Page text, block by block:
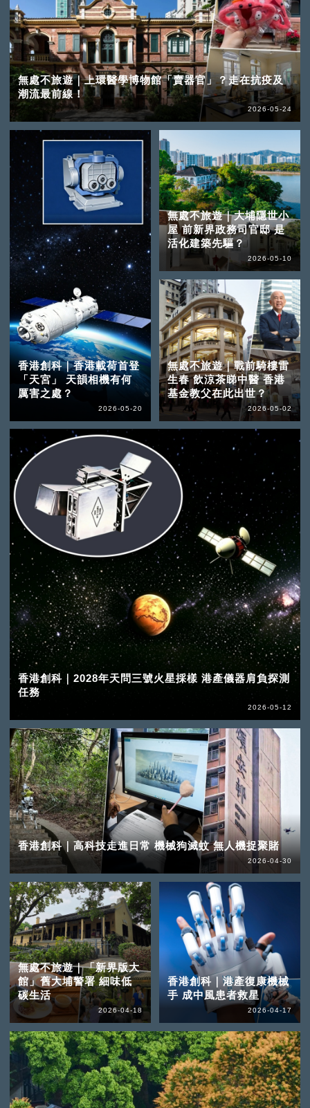
無處不旅遊｜上環醫學博物館「賣器官」？走在抗疫及
潮流最前線！
2026-05-24
香港創科｜香港載荷首登
「天宮」 天韻相機有何
厲害之處？
2026-05-20
香港創科｜2028年天問三號火星採樣 港產儀器肩負探測
任務
2026-05-12
無處不旅遊｜大埔隱世小
屋 前新界政務司官邸 是
活化建築先驅？
2026-05-10
無處不旅遊｜戰前騎樓雷
生春 飲涼茶睇中醫 香港
基金教父在此出世？
2026-05-02
香港創科｜高科技走進日常 機械狗滅蚊 無人機捉聚賭
2026-04-30
無處不旅遊｜「新界版大
館」舊大埔警署 細味低
碳生活
2026-04-18
香港創科｜港產復康機械
手 成中風患者救星
2026-04-17